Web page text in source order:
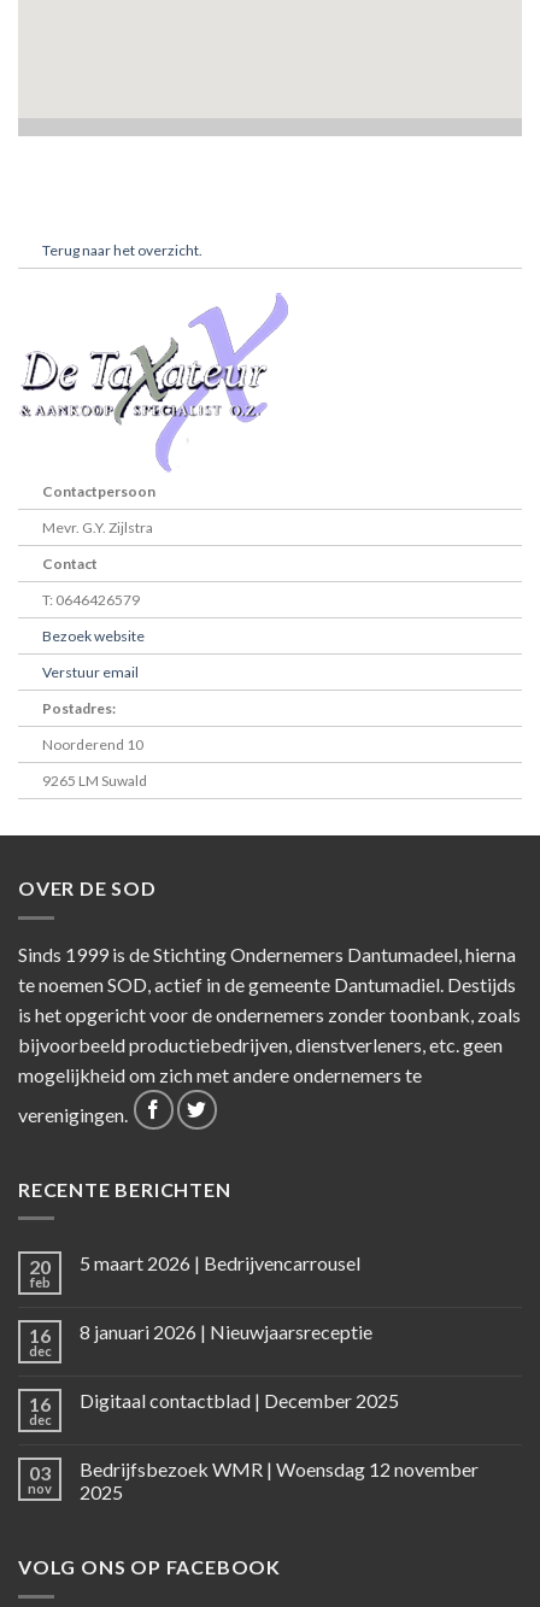
Terug naar het overzicht.
Contactpersoon
Mevr. G.Y. Zijlstra
Contact
T: 0646426579
Bezoek website
Verstuur email
Postadres:
Noorderend 10
9265 LM Suwald
OVER DE SOD
Sinds 1999 is de Stichting Ondernemers Dantumadeel, hierna
te noemen SOD, actief in de gemeente Dantumadiel. Destijds
is het opgericht voor de ondernemers zonder toonbank, zoals
bijvoorbeeld productiebedrijven, dienstverleners, etc. geen
mogelijkheid om zich met andere ondernemers te
verenigingen.
RECENTE BERICHTEN
20
feb
5 maart 2026 | Bedrijvencarrousel
16
dec
8 januari 2026 | Nieuwjaarsreceptie
16
dec
Digitaal contactblad | December 2025
03
nov
Bedrijfsbezoek WMR | Woensdag 12 november
2025
VOLG ONS OP FACEBOOK